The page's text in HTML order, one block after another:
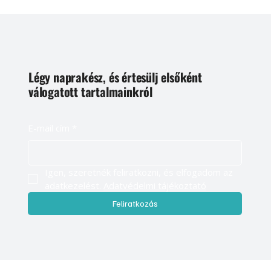
Légy naprakész, és értesülj elsőként
válogatott tartalmainkról
Feliratkozás